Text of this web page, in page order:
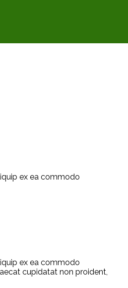
ex ea commodo
ex ea commodo
cupidatat non proident,